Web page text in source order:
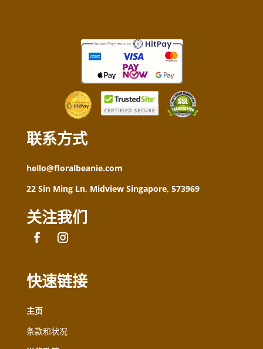
联系方式
hello@floralbeanie.com
22 Sin Ming Ln, Midview Singapore, 573969
关注我们
快速链接
主页
条款和状况